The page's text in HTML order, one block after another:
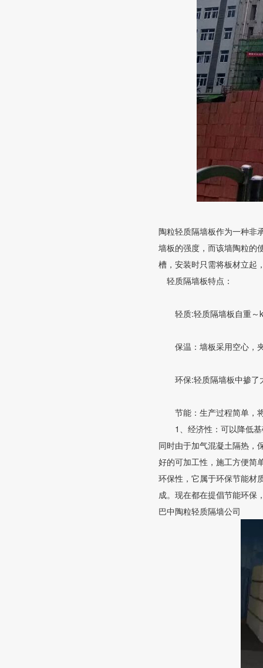
陶粒轻质隔墙板作为一种非
墙板的强度，而该墙陶粒的
槽，安装时只需将板材立起
轻质隔墙板特点：
轻质:轻质隔墙板自重～
保温：墙板采用空心，夹
环保:轻质隔墙板中掺了大
节能：生产过程简单，将
1、经济性：可以降低基
同时由于加气混凝土隔热，
好的可加工性，施工方便简
环保性，它属于环保节能材
成。现在都在提倡节能环保
巴中陶粒轻质隔墙公司